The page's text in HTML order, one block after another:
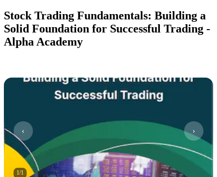
Stock Trading Fundamentals: Building a
Solid Foundation for Successful Trading -
Alpha Academy
1/1